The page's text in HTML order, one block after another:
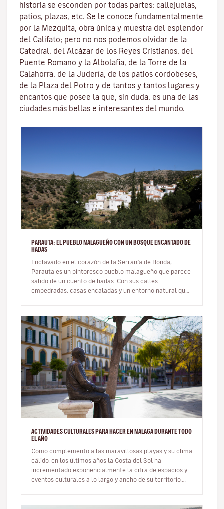
historia se esconden por todas partes: callejuelas,
patios, plazas, etc. Se le conoce fundamentalmente
por la Mezquita, obra única y muestra del esplendor
del Califato; pero no nos podemos olvidar de la
Catedral, del Alcázar de los Reyes Cristianos, del
Puente Romano y la Albolafia, de la Torre de la
Calahorra, de la Juderí­a, de los patios cordobeses,
de la Plaza del Potro y de tantos y tantos lugares y
encantos que posee la que, sin duda, es una de las
ciudades más bellas e interesantes del mundo.
PARAUTA: EL PUEBLO MALAGUEÑO CON UN BOSQUE ENCANTADO DE
HADAS
Enclavado en el corazón de la Serranía de Ronda,
Parauta es un pintoresco pueblo malagueño que parece
salido de un cuento de hadas. Con sus calles
empedradas, casas encaladas y un entorno natural que
ACTIVIDADES CULTURALES PARA HACER EN MALAGA DURANTE TODO
EL AÑO
Como complemento a las maravillosas playas y su clima
cálido, en los últimos años la Costa del Sol ha
incrementado exponencialmente la cifra de espacios y
eventos culturales a lo largo y ancho de su territorio,